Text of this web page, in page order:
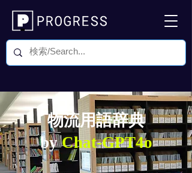
物流用語辞典
byChat-GPT4o